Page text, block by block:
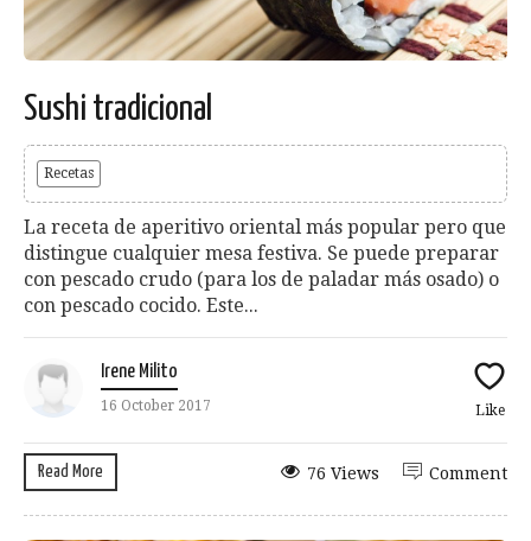
Sushi tradicional
Recetas
La receta de aperitivo oriental más popular pero que
distingue cualquier mesa festiva. Se puede preparar
con pescado crudo (para los de paladar más osado) o
con pescado cocido. Este...
Irene Milito
16 October 2017 Like
Read More Comment
76 Views